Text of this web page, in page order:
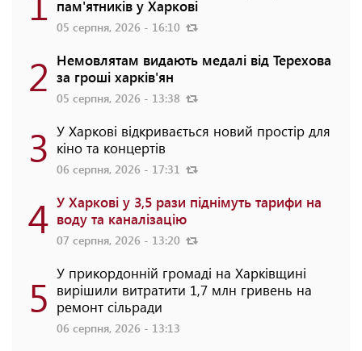
пам'ятників у Харкові
05 серпня, 2026 - 16:10
2 Немовлятам видають медалі від Терехова
за гроші харків'ян
05 серпня, 2026 - 13:38
3 У Харкові відкривається новий простір для
кіно та концертів
06 серпня, 2026 - 17:31
4 У Харкові у 3,5 рази піднімуть тарифи на
воду та каналізацію
07 серпня, 2026 - 13:20
5 У прикордонній громаді на Харківщині
вирішили витратити 1,7 млн гривень на
ремонт сільради
06 серпня, 2026 - 13:13